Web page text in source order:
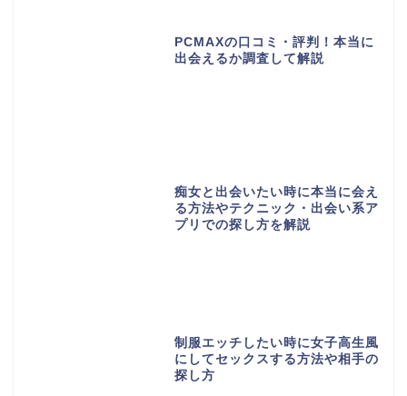
PCMAXの口コミ・評判！本当に
出会えるか調査して解説
痴女と出会いたい時に本当に会え
る方法やテクニック・出会い系ア
プリでの探し方を解説
制服エッチしたい時に女子高生風
にしてセックスする方法や相手の
探し方